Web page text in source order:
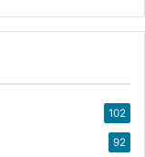
102
92